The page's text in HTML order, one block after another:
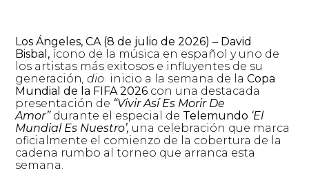
Los Ángeles, CA (8 de julio de 2026) – David
Bisbal, ícono de la música en español y uno de
los artistas más exitosos e influyentes de su
generación dio inicio a la semana de laCopa
Mundial de la FIFA 2026 con una destacada
presentación de “Vivir Así Es Morir De
Amor”durante el especial de Telemundo ‘El
Mundial Es Nuestro’, una celebración que marca
oficialmente el comienzo de la cobertura de la
cadena rumbo al torneo que arranca esta
semana.